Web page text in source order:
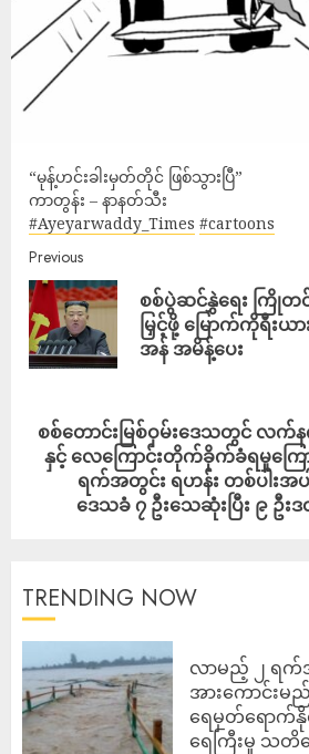
“မုန့်ဟင်းခါးမှတ်တိုင် ဖြစ်သွားပြီ”
ကာတွန်း – နာနတ်သီး
#Ayeyarwaddy_Times #cartoons
Previous
စစ်ပွဲဆင်နွှဲရေး ကြိုတ
မြှင့်ဖို့ မြောက်ကိုရီး
အန် အမိန့်ပေး
စစ်တောင်းမြစ်ဝှမ်း‌ဒေသတွင် လက်
နှင့် လေကြောင်းတိုက်ခိုက်ခံရမှုကြေ
ရက်အတွင်း ရဟန်း တစ်ပါးအ
ဒေသခံ ၇ ဦးသေဆုံးပြီး ၉ ဦး
TRENDING NOW
လာမည့် ၂ ရ
အားကောင်းမည်
ရေမှတ်ရောက်
ရေကြီးမှု သတိ